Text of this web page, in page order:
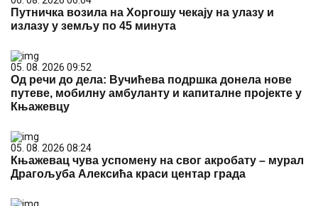
05. 08. 2026 08:24
Књажевац чува успомену на свог акробату – мурал
05. 08. 2026 09:11
Одржана седница Општинског штаба за ванредне
ситуације: Све мере остају на снази, стање под
Preporuka za Vas